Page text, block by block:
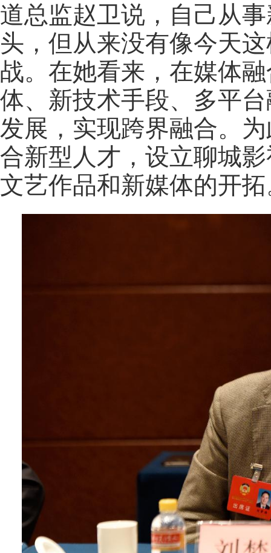
道总监赵卫说，自己从
头，但从来没有像今天
战。在她看来，在媒体
体、新技术手段、多平
发展，实现跨界融合。
合新型人才，设立聊城
文艺作品和新媒体的开